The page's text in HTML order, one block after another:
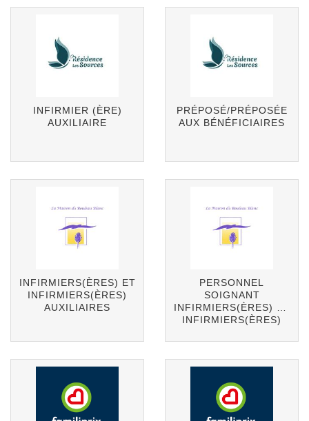
INFIRMIER (ÈRE)
AUXILIAIRE
PRÉPOSÉ/PRÉPOSÉE
AUX BÉNÉFICIAIRES
INFIRMIERS(ÈRES) ET
INFIRMIERS(ÈRES)
AUXILIAIRES
PERSONNEL
SOIGNANT
INFIRMIERS(ÈRES) ET
INFIRMIERS(ÈRES)